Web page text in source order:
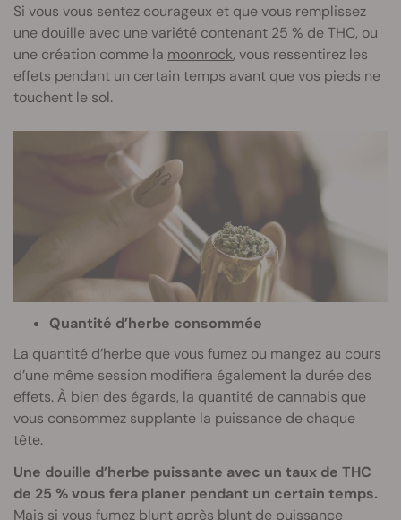
Si vous vous sentez courageux et que vous remplissez
une douille avec une variété contenant 25 % de THC, ou
une création comme la moonrock, vous ressentirez les
effets pendant un certain temps avant que vos pieds ne
touchent le sol.
Quantité d’herbe consommée
La quantité d’herbe que vous fumez ou mangez au cours
d’une même session modifiera également la durée des
effets. À bien des égards, la quantité de cannabis que
vous consommez supplante la puissance de chaque
tête.
Une douille d’herbe puissante avec un taux de THC
de 25 % vous fera planer pendant un certain temps.
Mais si vous fumez blunt après blunt de puissance